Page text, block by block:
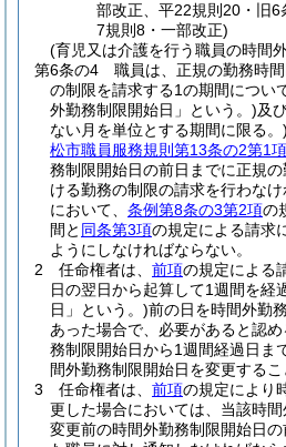
部改正、平22規則20・旧
7規則8・一部改正)
(育児又は介護を行う職員の時間
第6条の4
職員は、正規の勤務時
の制限を請求する1の期間につい
外勤務制限開始日」という。)及
ない月を単位とする期間に限る。)
松市職員服務規則第13条の2第1項
務制限開始日の前日までに正規
ける勤務の制限の請求を行わなけ
において、 条例第8条の3第2項の
間と 同条第3項の規定による請求
ようにしなければならない。
2
任命権者は、 前項の規定による
日の翌日から起算して1週間を経
日」という。)前の日を時間外勤
あった場合で、必要があると認
務制限開始日から1週間経過日ま
間外勤務制限開始日を変更するこ
3
任命権者は、 前項の規定により
更した場合においては、当該時
変更前の時間外勤務制限開始日